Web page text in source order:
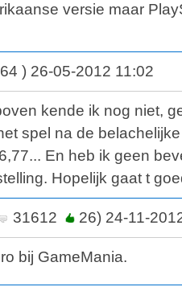
versie maar
64 ) 26-05-2012 11:02
kende ik nog niet,
spel na de
En heb ik geen
Hopelijk gaat t
31612 26) 24-11-
bij GameMania.